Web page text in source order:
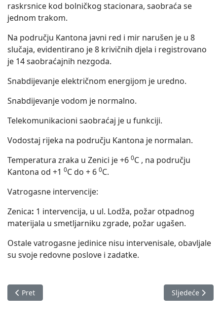
raskrsnice kod bolničkog stacionara, saobraća se
jednom trakom.
Na području Kantona javni red i mir narušen je u 8
slučaja, evidentirano je 8 krivičnih djela i registrovano
je 14 saobraćajnih nezgoda.
Snabdijevanje električnom energijom je uredno.
Snabdijevanje vodom je normalno.
Telekomunikacioni saobraćaj je u funkciji.
Vodostaj rijeka na području Kantona je normalan.
Temperatura zraka u Zenici je +6 0C , na području
Kantona od +1 0C do + 6 0C.
Vatrogasne intervencije:
Zenica: 1 intervencija, u ul. Lodža, požar otpadnog
materijala u smetljarniku zgrade, požar ugašen.
Ostale vatrogasne jedinice nisu intervenisale, obavljale
su svoje redovne poslove i zadatke.
Prethodni članak: Izvještaj o stanju u Zeničko-dobojskom
Pret Sljedeći
Sljedeće